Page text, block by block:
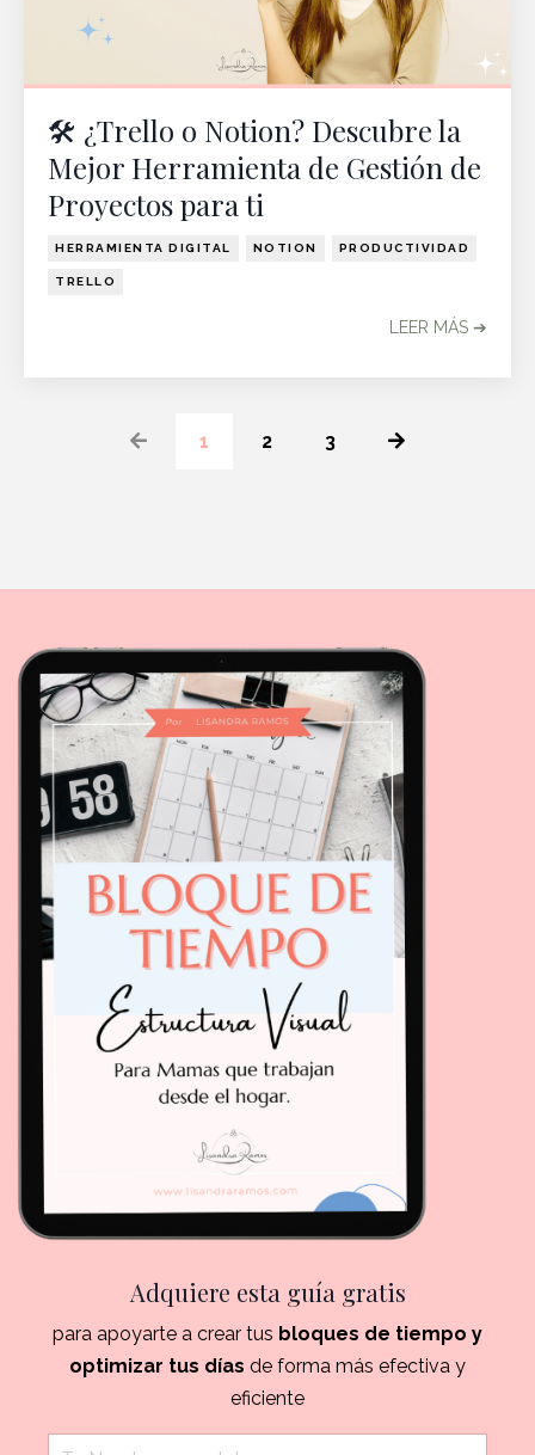
🛠️ ¿Trello o Notion? Descubre la
Mejor Herramienta de Gestión de
Proyectos para ti
HERRAMIENTA DIGITAL NOTION PRODUCTIVIDAD
TRELLO
LEER MÁS ➔
1 2 3
Adquiere esta guía gratis
para apoyarte a crear tus bloques de tiempo y
optimizar tus días de forma más efectiva y
eficiente